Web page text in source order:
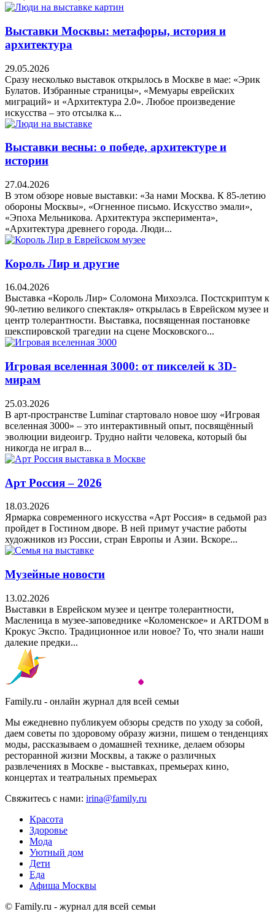
Выставки Москвы: метафоры, история и
архитектура
29.05.2026
Сразу несколько выставок открылось в Москве в мае: «Эрик
Булатов. Избранные страницы», «Мемуары еврейских
миграций» и «Архитектура 2.0». Любое произведение
искусства – это отсылка к...
Выставки весны: о победе, архитектуре и
истории
27.04.2026
В этом обзоре новые выставки: «За нами Москва. К 85-летию
обороны Москвы», «Огненное письмо. Искусство эмали»,
«Эпоха Мельникова. Архитектура эксперимента»,
«Архитектура древнего города. Люди...
Король Лир и другие
16.04.2026
Выставка «Король Лир» Соломона Михоэлса. Постскриптум к
90-летию великого спектакля» открылась в Еврейском музее и
центр толерантности. Выставка, посвященная постановке
шекспировской трагедии на сцене Московского...
Игровая вселенная 3000: от пикселей к 3D-
мирам
25.03.2026
В арт-пространстве Luminar стартовало новое шоу «Игровая
вселенная 3000» – это интерактивный опыт, посвящённый
эволюции видеоигр. Трудно найти человека, который бы
никогда не играл в...
Арт Россия – 2026
18.03.2026
Ярмарка современного искусства «Арт Россия» в седьмой раз
пройдет в Гостином дворе. В ней примут участие работы
художников из России, стран Европы и Азии. Вскоре...
Музейные новости
13.02.2026
Выставки в Еврейском музее и центре толерантности,
Масленица в музее-заповеднике «Коломенское» и ARTDOM в
Крокус Экспо. Традиционное или новое? То, что знали наши
далекие предки...
Family.ru - онлайн журнал для всей семьи
Мы ежедневно публикуем обзоры средств по уходу за собой,
даем советы по здоровому образу жизни, пишем о тенденциях
моды, рассказываем о домашней технике, делаем обзоры
ресторанной жизни Москвы, а также о различных
развлечениях в Москве - выставках, премьерах кино,
концертах и театральных премьерах
Свяжитесь с нами: irina@family.ru
Красота
Здоровье
Мода
Уютный дом
Дети
Еда
Афиша Москвы
© Family.ru - журнал для всей семьи